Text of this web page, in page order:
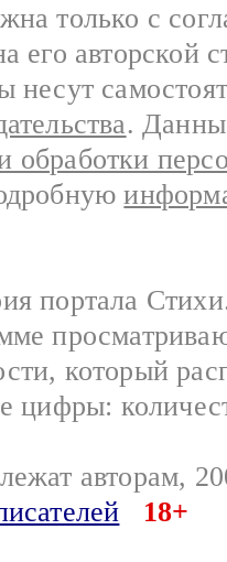
только с
его авторской
несут
.
обработки
портала
который
цифры:
авторам,
18+